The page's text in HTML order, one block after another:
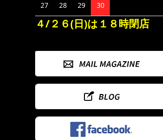
27 28 29 30
４/２６(日)は１８時閉店